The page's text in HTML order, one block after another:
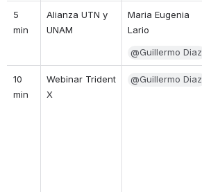
5
min
Alianza UTN y
UNAM
Maria Eugenia
Lario
@Guillermo Diaz
10
min
Webinar Trident
X
@Guillermo Diaz